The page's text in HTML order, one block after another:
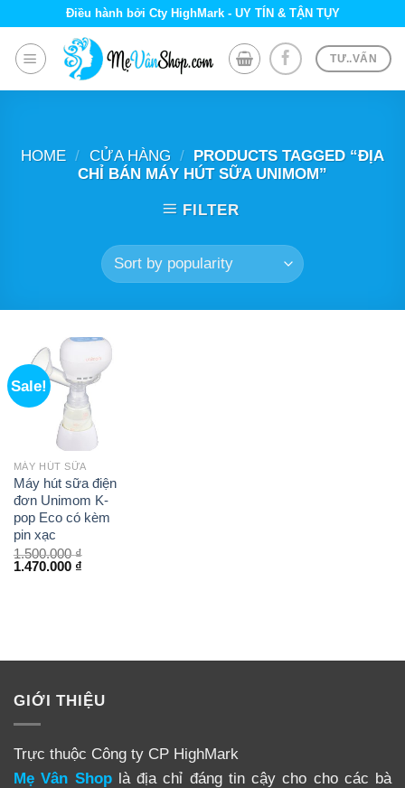
content
Điều hành bởi Cty HighMark - UY TÍN & TẬN TỤY
TƯ..VẤN
HOME / CỬA HÀNG / PRODUCTS TAGGED “ĐỊA
CHỈ BÁN MÁY HÚT SỮA UNIMOM”
FILTER
Sale!
MÁY HÚT SỮA
Máy hút sữa điện
đơn Unimom K-
pop Eco có kèm
pin xạc
1.500.000₫
1.470.000 ₫
GIỚI THIỆU
Trực thuộc Công ty CP HighMark
Mẹ Vân Shoplà địa chỉ đáng tin cậy cho cho các bà